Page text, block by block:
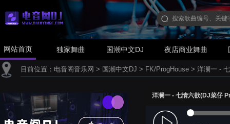
网站首页 独家舞曲 国潮中文DJ 夜店商业舞曲
目前位置： 电音阁音乐网 > 国潮中文DJ > FK/ProgHouse > 洋澜一 -
洋澜一 - 七情六欲(DJ菜仔